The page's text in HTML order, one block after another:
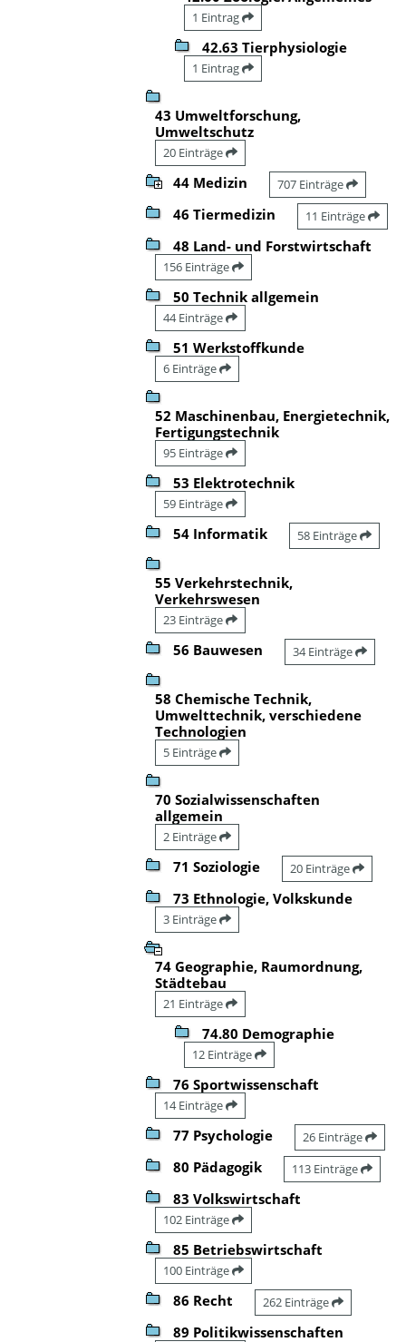
1 Eintrag
42.63 Tierphysiologie
1 Eintrag
43 Umweltforschung,
Umweltschutz
20 Einträge
44 Medizin 707 Einträge
46 Tiermedizin 11 Einträge
48 Land- und Forstwirtschaft
156 Einträge
50 Technik allgemein
44 Einträge
51 Werkstoffkunde
6 Einträge
52 Maschinenbau, Energietechnik,
Fertigungstechnik
95 Einträge
53 Elektrotechnik
59 Einträge
54 Informatik 58 Einträge
55 Verkehrstechnik,
Verkehrswesen
23 Einträge
56 Bauwesen 34 Einträge
58 Chemische Technik,
Umwelttechnik, verschiedene
Technologien
5 Einträge
70 Sozialwissenschaften
allgemein
2 Einträge
71 Soziologie 20 Einträge
73 Ethnologie, Volkskunde
3 Einträge
74 Geographie, Raumordnung,
Städtebau
21 Einträge
74.80 Demographie
12 Einträge
76 Sportwissenschaft
14 Einträge
77 Psychologie 26 Einträge
80 Pädagogik 113 Einträge
83 Volkswirtschaft
102 Einträge
85 Betriebswirtschaft
100 Einträge
86 Recht 262 Einträge
89 Politikwissenschaften